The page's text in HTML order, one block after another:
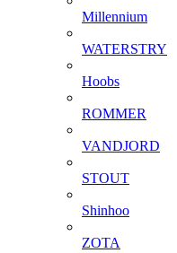
Millennium
WATERSTRY
Hoobs
ROMMER
VANDJORD
STOUT
Shinhoo
ZOTA